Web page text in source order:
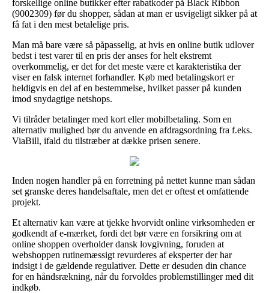
forskellige online butikker efter rabatkoder på Black Ribbon
(9002309) før du shopper, sådan at man er usvigeligt sikker på at
få fat i den mest betalelige pris.
Man må bare være så påpasselig, at hvis en online butik udlover
bedst i test varer til en pris der anses for helt ekstremt
overkommelig, er det for det meste være et karakteristika der
viser en falsk internet forhandler. Køb med betalingskort er
heldigvis en del af en bestemmelse, hvilket passer på kunden
imod snydagtige netshops.
Vi tilråder betalinger med kort eller mobilbetaling. Som en
alternativ mulighed bør du anvende en afdragsordning fra f.eks.
ViaBill, ifald du tilstræber at dække prisen senere.
Inden nogen handler på en forretning på nettet kunne man sådan
set granske deres handelsaftale, men det er oftest et omfattende
projekt.
Et alternativ kan være at tjekke hvorvidt online virksomheden er
godkendt af e-mærket, fordi det bør være en forsikring om at
online shoppen overholder dansk lovgivning, foruden at
webshoppen rutinemæssigt revurderes af eksperter der har
indsigt i de gældende regulativer. Dette er desuden din chance
for en håndsrækning, når du forvoldes problemstillinger med dit
indkøb.